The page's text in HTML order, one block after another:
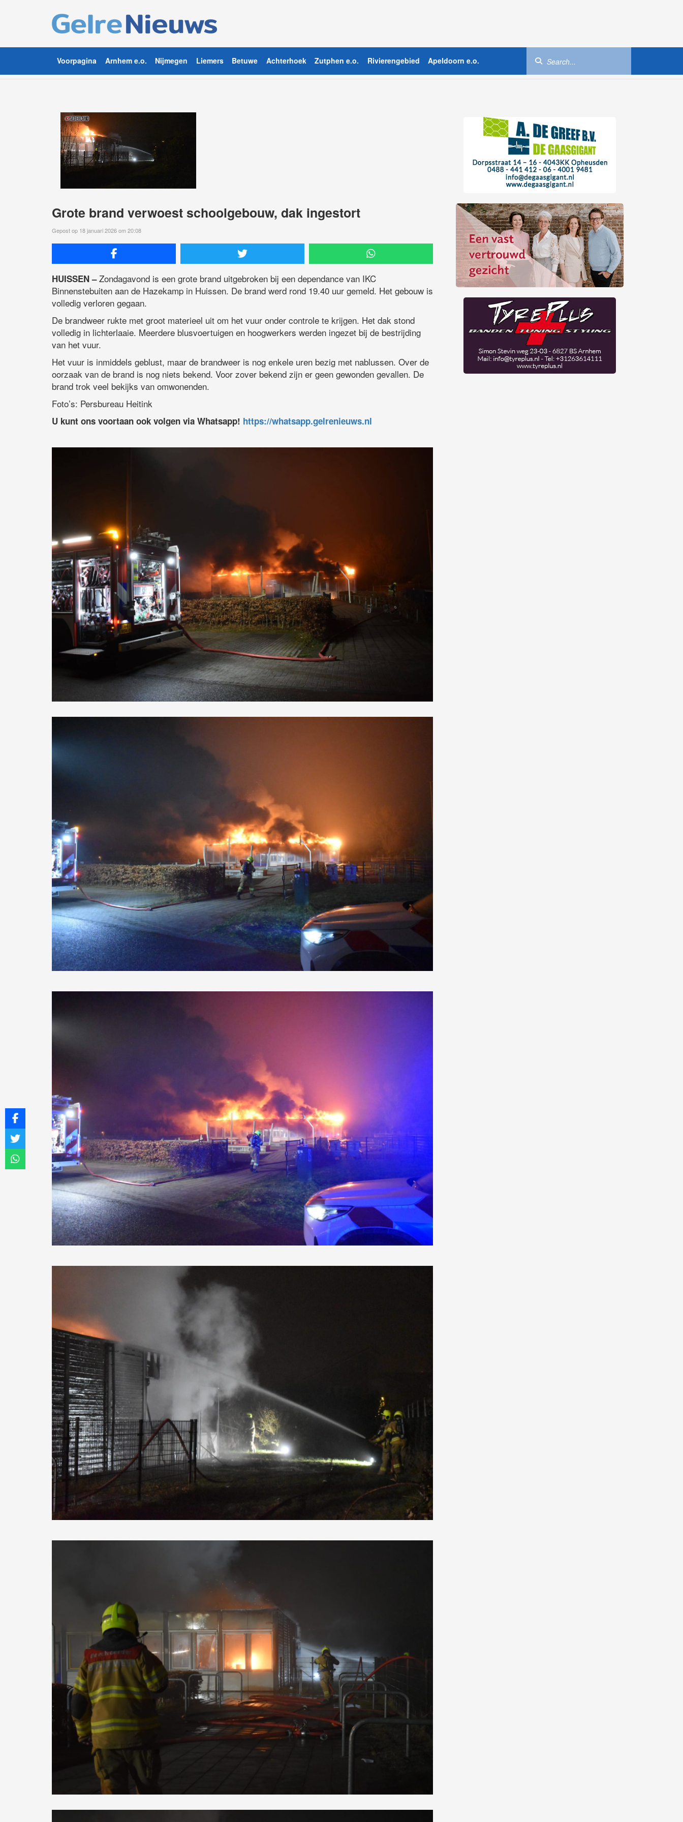
Voorpagina Arnhem e.o. Nijmegen Liemers Betuwe Achterhoek Zutphen e.o. Rivierengebied Apeldoorn e.o.
Grote brand verwoest schoolgebouw, dak ingestort
Gepost op 18 januari 2026 om 20:08
HUISSEN –Zondagavond is een grote brand uitgebroken bij een dependance van IKC
Binnenstebuiten aan de Hazekamp in Huissen. De brand werd rond 19.40 uur gemeld. Het gebouw is
volledig verloren gegaan.
De brandweer rukte met groot materieel uit om het vuur onder controle te krijgen. Het dak stond
volledig in lichterlaaie. Meerdere blusvoertuigen en hoogwerkers werden ingezet bij de bestrijding
van het vuur.
Het vuur is inmiddels geblust, maar de brandweer is nog enkele uren bezig met nablussen. Over de
oorzaak van de brand is nog niets bekend. Voor zover bekend zijn er geen gewonden gevallen. De
brand trok veel bekijks van omwonenden.
Foto’s: Persbureau Heitink
U kunt ons voortaan ook volgen via Whatsapp! https://whatsapp.gelrenieuws.nl